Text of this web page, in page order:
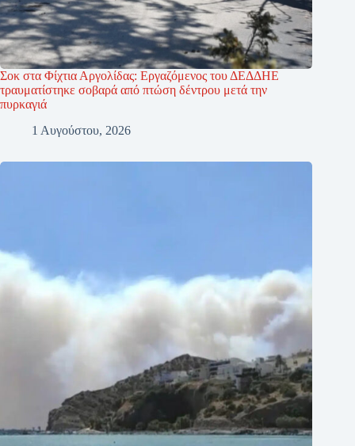
Σοκ στα Φίχτια Αργολίδας: Εργαζόμενος του ΔΕΔΔΗΕ
τραυματίστηκε σοβαρά από πτώση δέντρου μετά την
πυρκαγιά
1 Αυγούστου, 2026